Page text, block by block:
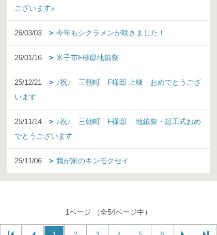
ございます♪
26/03/03 今年もシクラメンが咲きました！
26/01/16 米子市F様邸地鎮祭
25/12/21
♪祝♪ 三朝町 F様邸 上棟 おめでとうござ
います
25/11/14
♪祝♪ 三朝町 F様邸 地鎮祭・起工式おめ
でとうございます
25/11/06 我が家のキンモクセイ
1ページ （全54ページ中）